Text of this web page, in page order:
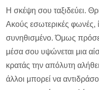
Η σκέψη σου ταξιδεύει.
Ακούς εσωτερικές φωνές,
συνηθισμένο. Όμως
μέσα σου υψώνεται μια
κρατάς την απόλυτη
άλλοι μπορεί να